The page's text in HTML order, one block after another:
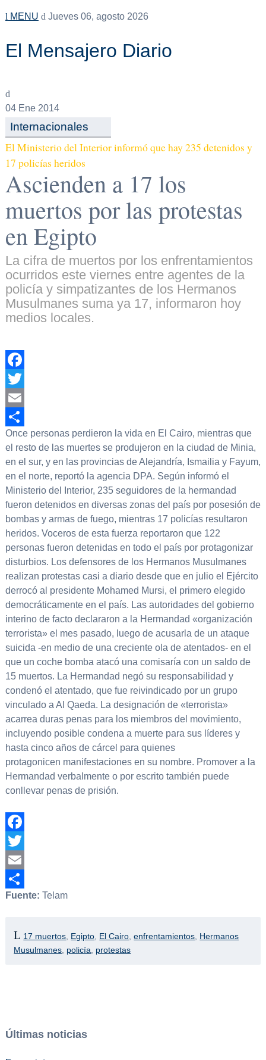
MENU Jueves 06, agosto 2026
El Mensajero Diario
04Ene 2014
Internacionales
El Ministerio del Interior informó que hay 235 detenidos y
17 policías heridos
Ascienden a 17 los
muertos por las protestas
en Egipto
La cifra de muertos por los enfrentamientos
ocurridos este viernes entre agentes de la
policía y simpatizantes de los Hermanos
Musulmanes suma ya 17, informaron hoy
medios locales.
Facebook
Twitter
Email
Compartir
Once personas perdieron la vida en El Cairo, mientras que
el resto de las muertes se produjeron en la ciudad de Minia,
en el sur, y en las provincias de Alejandría, Ismailia y Fayum,
en el norte, reportó la agencia DPA. Según informó el
Ministerio del Interior, 235 seguidores de la hermandad
fueron detenidos en diversas zonas del país por posesión de
bombas y armas de fuego, mientras 17 policías resultaron
heridos. Voceros de esta fuerza reportaron que 122
personas fueron detenidas en todo el país por protagonizar
disturbios. Los defensores de los Hermanos Musulmanes
realizan protestas casi a diario desde que en julio el Ejército
derrocó al presidente Mohamed Mursi, el primero elegido
democráticamente en el país. Las autoridades del gobierno
interino de facto declararon a la Hermandad «organización
terrorista» el mes pasado, luego de acusarla de un ataque
suicida -en medio de una creciente ola de atentados- en el
que un coche bomba atacó una comisaría con un saldo de
15 muertos. La Hermandad negó su responsabilidad y
condenó el atentado, que fue reivindicado por un grupo
vinculado a Al Qaeda. La designación de «terrorista»
acarrea duras penas para los miembros del movimiento,
incluyendo posible condena a muerte para sus líderes y
hasta cinco años de cárcel para quienes
protagonicen manifestaciones en su nombre. Promover a la
Hermandad verbalmente o por escrito también puede
conllevar penas de prisión.
Facebook
Twitter
Email
Compartir
Fuente: Telam
17 muertos Egipto El Cairo ,enfrentamientos Hermanos
Musulmanes policía protestas
Últimas noticias